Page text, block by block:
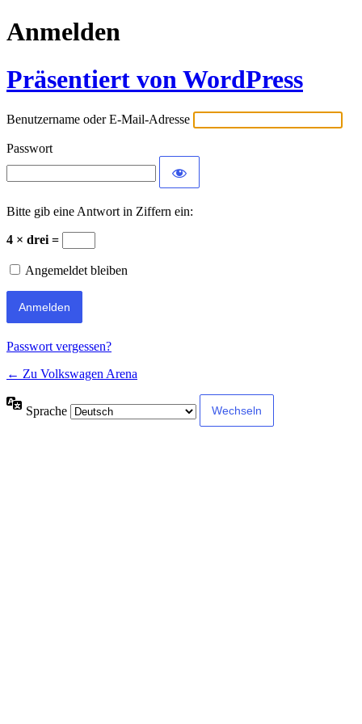
Anmelden
Präsentiert von WordPress
Benutzername oder E-Mail-Adresse
Passwort
Bitte gib eine Antwort in Ziffern ein:
4 × drei =
Angemeldet bleiben
Passwort vergessen?
← Zu Volkswagen Arena
Sprache